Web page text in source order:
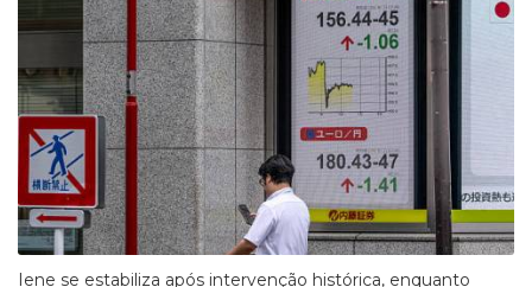
Iene se estabiliza após intervenção histórica, enquanto